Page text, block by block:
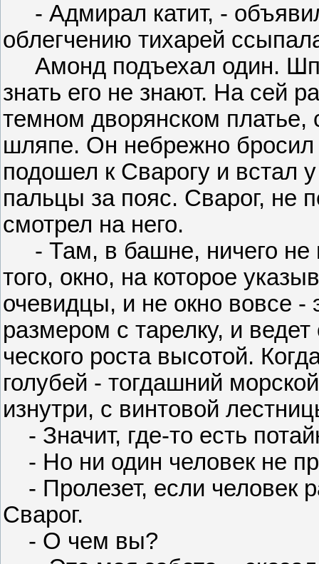
- Адмирал катит, -
облегчению тихарей
Амонд подъехал один.
знать его не знают. На сей
темном дворянском платье,
шляпе. Он небрежно бросил
подошел к Сварогу и встал
пальцы за пояс. Сварог, не
смотрел на него.
- Там, в башне, ничего не
того, окно, на которое
очевидцы, и не окно вовсе
размером с тарелку, и
ческого роста высотой.
голубей - тогдашний
изнутри, с винтовой
- Значит, где-то есть
- Но ни один человек не
- Пролезет, если человек
Сварог.
- О чем вы?